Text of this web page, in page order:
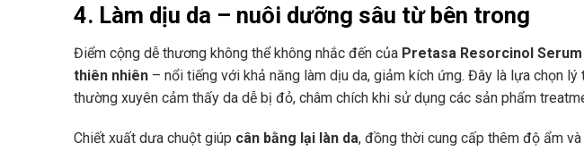
4. Làm dịu da – nuôi dưỡng sâu từ bên trong
Điểm cộng dễ thương không thể không nhắc đến của Pretasa Resorcinol Serum
thiên nhiên – nổi tiếng với khả năng làm dịu da, giảm kích ứng. Đây là lựa chọn
thường xuyên cảm thấy da dễ bị đỏ, châm chích khi sử dụng các sản phẩm
Chiết xuất dưa chuột giúp cân bằng lại làn da, đồng thời cung cấp thêm độ ẩm